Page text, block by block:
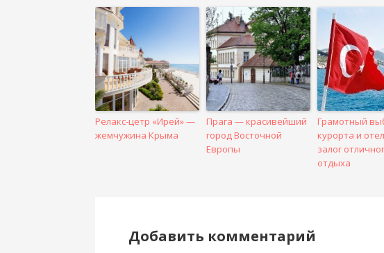
в
посте
Релакс-цетр «Ирей» —
жемчужина Крыма
Прага — красивейший
город Восточной
Европы
Грамотный
курорта и
залог
отдыха
Добавить комментарий